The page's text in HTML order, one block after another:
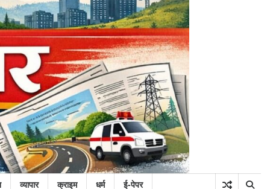
व्यापार क्राइम धर्म ई-पेपर